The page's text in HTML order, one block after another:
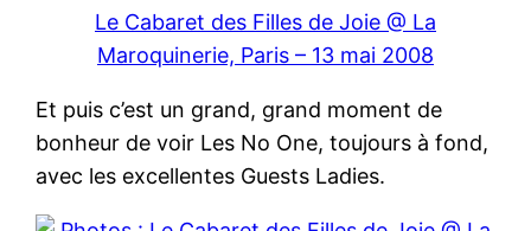
Le Cabaret des Filles de Joie @ La
Maroquinerie, Paris – 13 mai 2008
Et puis c’est un grand, grand moment de
bonheur de voir Les No One, toujours à fond,
avec les excellentes Guests Ladies.